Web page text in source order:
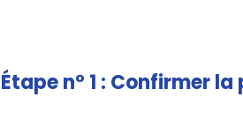
Étape n° 1 : Confirmer